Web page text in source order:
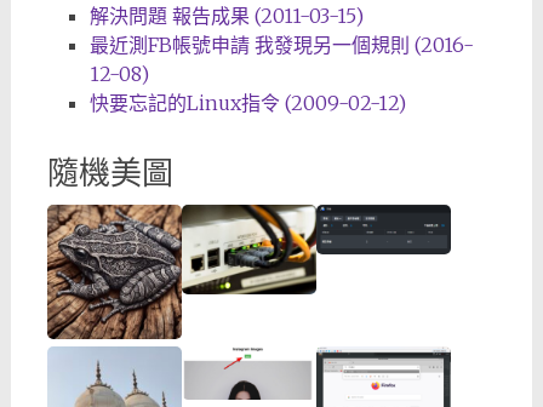
解決問題 報告成果 (2011-03-15)
最近測FB帳號申請 我發現另一個規則 (2016-
12-08)
快要忘記的Linux指令 (2009-02-12)
隨機美圖